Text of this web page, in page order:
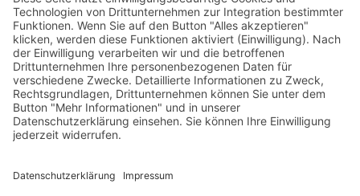
Berge & Meer
Gebeco
Hauser exkursionen
Meiers Weltreisen
Nicko Cruises
SKR
Studiosus